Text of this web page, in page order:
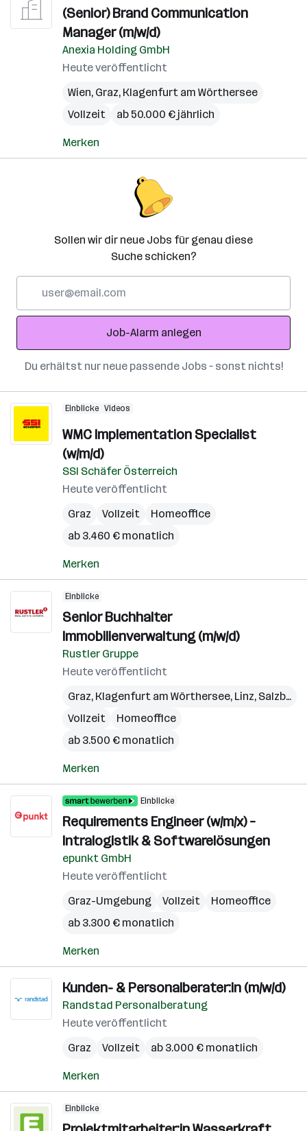
(Senior) Brand Communication
Manager (m/w/d)
Anexia Holding GmbH
Heute veröffentlicht
Wien, Graz, Klagenfurt am Wörthersee
Vollzeit
ab 50.000 € jährlich
Merken
Sollen wir dir neue Jobs für genau diese
Suche schicken?
Adresse
Job-Alarm anlegen
Du erhältst nur neue passende Jobs – sonst nichts!
Einblicke Videos
WMC Implementation Specialist
(w/m/d)
SSI Schäfer Österreich
Heute veröffentlicht
Graz
Vollzeit
Homeoffice
ab 3.460 € monatlich
Merken
Einblicke
Senior Buchhalter
Immobilienverwaltung (m/w/d)
Rustler Gruppe
Heute veröffentlicht
Graz, Klagenfurt am Wörthersee, Linz, Salzburg
Vollzeit
Homeoffice
ab 3.500 € monatlich
Merken
Einblicke
Requirements Engineer (w/m/x) –
Intralogistik & Softwarelösungen
epunkt GmbH
Heute veröffentlicht
Graz-Umgebung
Vollzeit
Homeoffice
ab 3.300 € monatlich
Merken
Kunden- & Personalberater:in (m/w/d)
Randstad Personalberatung
Heute veröffentlicht
Graz
Vollzeit ab 3.000 € monatlich
Merken
Einblicke